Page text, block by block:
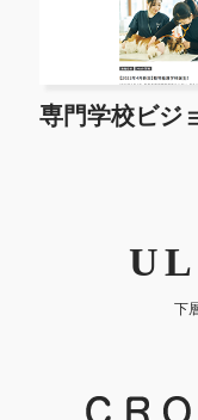
専門学校ビジ
下